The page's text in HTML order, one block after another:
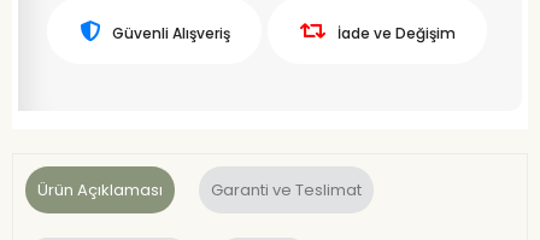
Güvenli Alışveriş İade ve Değişim
Ürün Açıklaması Garanti ve Teslimat